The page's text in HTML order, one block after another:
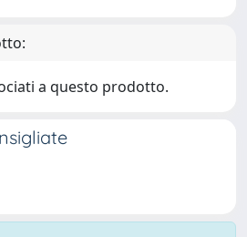
a questo prodotto.